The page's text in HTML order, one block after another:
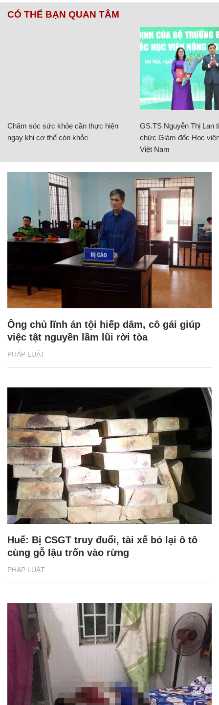
CÓ THỂ BẠN QUAN TÂM
Chăm sóc sức khỏe cần thực hiện
ngay khi cơ thể còn khỏe
GS.TS Nguyễn Thị Lan
chức Giám đốc Học
Việt Nam
PHÁP LUẬT
Ông chủ lĩnh án tội hiếp dâm, cô gái giúp
việc tật nguyền lầm lũi rời tòa
PHÁP LUẬT
Huế: Bị CSGT truy đuổi, tài xế bỏ lại ô tô
cùng gỗ lậu trốn vào rừng